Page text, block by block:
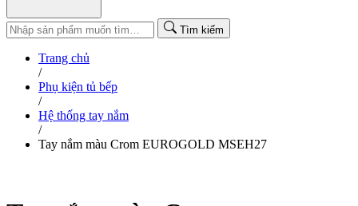
Tìm kiếm
Trang chủ
/
Phụ kiện tủ bếp
/
Hệ thống tay nắm
/
Tay nắm màu Crom EUROGOLD MSEH27